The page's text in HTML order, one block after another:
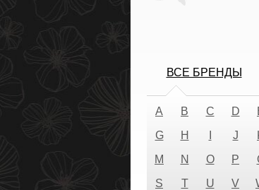
ВСЕ БРЕНДЫ
A B C D
G
H J
M
N O P
S
T U V